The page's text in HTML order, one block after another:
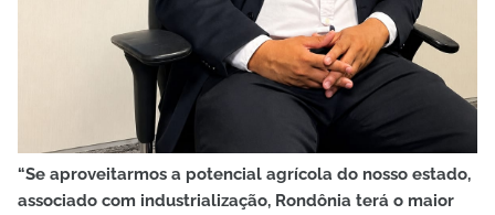
“Se aproveitarmos a potencial agrícola do nosso estado,
associado com industrialização, Rondônia terá o maior